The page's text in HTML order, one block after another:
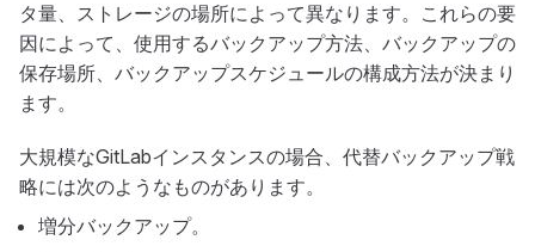
タ量、ストレージの場所によって異なります。これらの要
因によって、使用するバックアップ方法、バックアップの
保存場所、バックアップスケジュールの構成方法が決まり
ます。
大規模なGitLabインスタンスの場合、代替バックアップ戦
略には次のようなものがあります。
増分バックアップ。